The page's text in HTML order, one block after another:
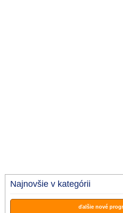
Najnovšie v kategórii
ďalšie nové